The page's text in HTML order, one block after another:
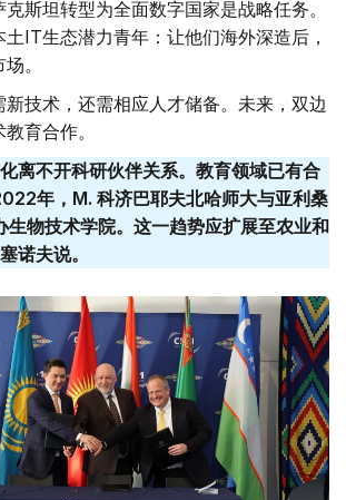
斯坦转型为全面数字国家是战略任务。
IT生态潜力青年：让他们海外深造后，
。
技术，还需相应人才储备。未来，双边
育合作。
离不开科研伙伴关系。教育领域已有合
年，M. 科济巴耶夫北哈师大与亚利桑
生物技术学院。这一趋势应扩展至农业和
诺夫说。